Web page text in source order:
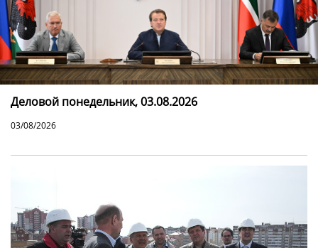
Деловой понедельник, 03.08.2026
03/08/2026